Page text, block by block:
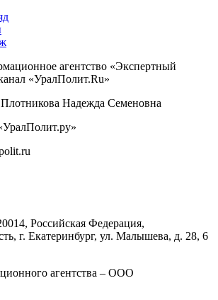
агентство «Экспертный
«УралПолит.Ru»
Надежда Семеновна
, Российская Федерация,
г. Екатеринбург, ул. Малышева, д. 28, 6
агентства – ООО